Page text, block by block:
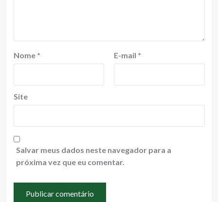
Nome * E-mail *
Site
Salvar meus dados neste navegador para a
próxima vez que eu comentar.